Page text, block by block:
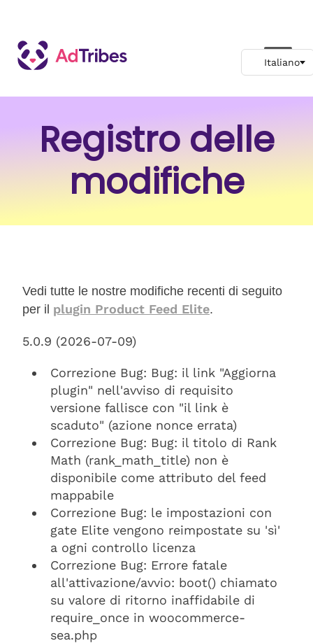
Registro delle
modifiche
Vedi tutte le nostre modifiche recenti di seguito
per il plugin Product Feed Elite.
5.0.9 (2026-07-09)
Correzione Bug: Bug: il link "Aggiorna
plugin" nell'avviso di requisito
versione fallisce con "il link è
scaduto" (azione nonce errata)
Correzione Bug: Bug: il titolo di Rank
Math (rank_math_title) non è
disponibile come attributo del feed
mappabile
Correzione Bug: le impostazioni con
gate Elite vengono reimpostate su 'sì'
a ogni controllo licenza
Correzione Bug: Errore fatale
all'attivazione/avvio: boot() chiamato
su valore di ritorno inaffidabile di
require_once in woocommerce-
sea.php